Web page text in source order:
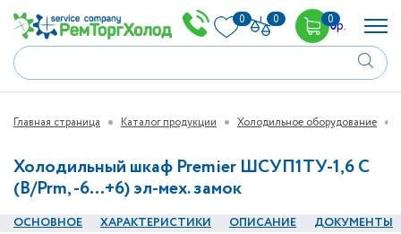
0 0 00р.
Главная страница Каталог продукции Холодильное оборудование
Холодильный шкаф Premier ШСУП1ТУ-1,6 С
(В/Prm, -6…+6) эл-мех. замок
ОСНОВНОЕ ХАРАКТЕРИСТИКИ ОПИСАНИЕ ДОКУМЕНТЫ